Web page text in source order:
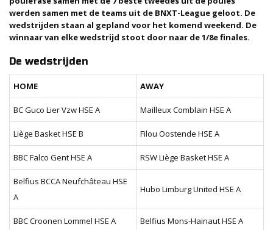
werden samen met de teams uit de BNXT-League geloot. De
wedstrijden staan al gepland voor het komend weekend. De
winnaar van elke wedstrijd stoot door naar de 1/8e finales.
De wedstrijden
HOME AWAY
BC Guco Lier Vzw HSE A Mailleux Comblain HSE A
Liège Basket HSE B Filou Oostende HSE A
BBC Falco Gent HSE A RSW Liège Basket HSE A
Belfius BCCA Neufchâteau HSE
A
Hubo Limburg United HSE A
BBC Croonen Lommel HSE A Belfius Mons-Hainaut HSE A